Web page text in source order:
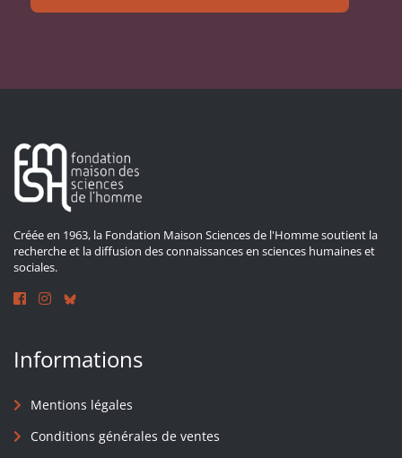
Créée en 1963, la Fondation Maison Sciences de l'Homme soutient la
recherche et la diffusion des connaissances en sciences humaines et
sociales.
Informations
Mentions légales
Conditions générales de ventes